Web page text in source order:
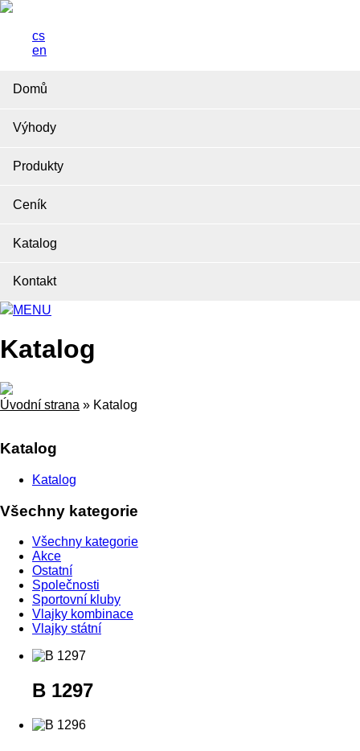
cs
en
Domů
Výhody
Produkty
Ceník
Katalog
Kontakt
MENU
Katalog
Úvodní strana » Katalog
Katalog
Katalog
Všechny kategorie
Všechny kategorie
Akce
Ostatní
Společnosti
Sportovní kluby
Vlajky kombinace
Vlajky státní
B 1297